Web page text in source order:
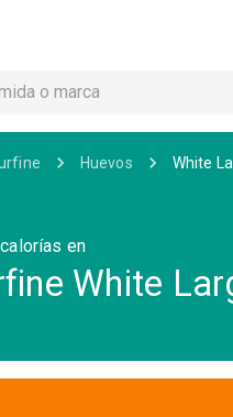
Huevos White
en
White